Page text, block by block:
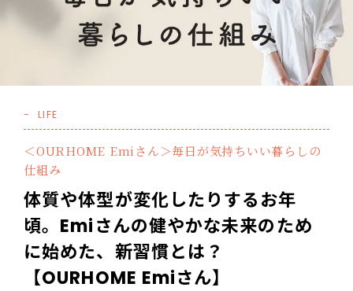
LIFE
＜OURHOME Emiさん＞毎日が気持ちいい暮らしの
仕組み
体質や体型が変化したりするお年
頃。Emiさんの健やかな未来のため
に始めた、新習慣とは？
【OURHOME Emiさん】